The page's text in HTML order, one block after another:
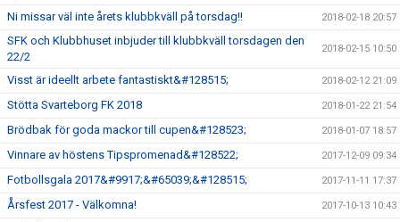
Ni missar väl inte årets klubbkväll på torsdag!! 2018-02-18 20:57
SFK och Klubbhuset inbjuder till klubbkväll torsdagen den
22/2
2018-02-15 10:50
Visst är ideellt arbete fantastiskt&#128515; 2018-02-12 21:09
Stötta Svarteborg FK 2018 2018-01-22 21:54
Brödbak för goda mackor till cupen&#128523; 2018-01-07 18:57
Vinnare av höstens Tipspromenad&#128522; 2017-12-09 09:34
Fotbollsgala 2017&#9917;&#65039;&#128515; 2017-11-11 17:37
Årsfest 2017 - Välkomna! 2017-10-13 10:43